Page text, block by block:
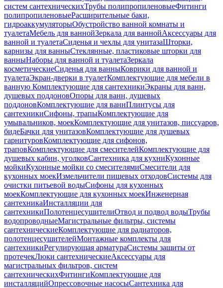
систем сантехническихТрубы полипропиленовыеФитинги
полипропиленовыеРасширительные баки,
гидроаккумуляторыОбустройство ванной комнаты и
туалетаМебель для ваннойЗеркала для ваннойАксессуары для
ванной и туалетаСиденья и чехлы для унитазаШторки,
карнизы для ванныСтеклянные, пластиковые шторки для
ванныНаборы для ванной и туалетаЗеркала
косметическиеСиденья для ванныКоврики для ванной и
туалетаЭкран-дверки в туалетКомплектующие для мебели в
ванную Комплектующие для сантехникиЭкраны для ванн,
душевых поддоновОпоры для ванн, душевых
поддоновКомплектующие для ваннПлинтусы для
сантехникиСифоны, трапыКомплектующие для
умывальников, моекКомплектующие для унитазов, писсуаров,
бидеБачки для унитазовКомплектующие для душевых
гарнитуровКомплектующие для сифонов,
траповКомплектующие для смесителейКомплектующие для
душевых кабин, уголковСантехника для кухниКухонные
мойкиКухонные мойки со смесителямиСмесители для
кухонных моекИзмельчители пищевых отходовСистемы для
очистки питьевой водыСифоны для кухонных
моекКомплектующие для кухонных моекИнженерная
сантехникаИнсталляции для
сантехникиПолотенцесушителиОтвод и подвод водыТрубы
водопроводныеМагистральные фильтры, системы
сантехническиеКомплектующие для радиаторов,
полотенцесушителейМонтажные комплекты для
сантехникиРегулирующая арматураСистемы защиты от
протечекЛюки сантехническиеАксессуары для
магистральных фильтров, систем
сантехническихФитингиКомплектующие для
инсталляцийОпрессовочные насосыСантехника для